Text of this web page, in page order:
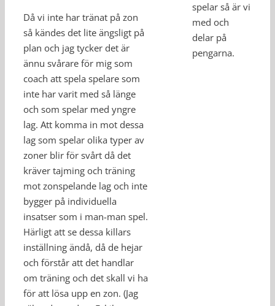
Då vi inte har tränat på zon
så kändes det lite ängsligt på
plan och jag tycker det är
ännu svårare för mig som
coach att spela spelare som
inte har varit med så länge
och som spelar med yngre
lag. Att komma in mot dessa
lag som spelar olika typer av
zoner blir för svårt då det
kräver tajming och träning
mot zonspelande lag och inte
bygger på individuella
insatser som i man-man spel.
Härligt att se dessa killars
inställning ändå, då de hejar
och förstår att det handlar
om träning och det skall vi ha
för att lösa upp en zon. (Jag
spelar så är vi
med och
delar på
pengarna.